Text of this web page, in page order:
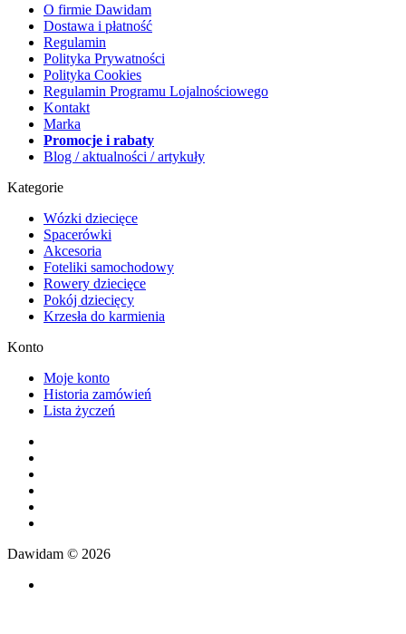
O firmie Dawidam
Dostawa i płatność
Regulamin
Polityka Prywatności
Polityka Cookies
Regulamin Programu Lojalnościowego
Kontakt
Marka
Promocje i rabaty
Blog / aktualności / artykuły
Kategorie
Wózki dziecięce
Spacerówki
Akcesoria
Foteliki samochodowy
Rowery dziecięce
Pokój dziecięcy
Krzesła do karmienia
Konto
Moje konto
Historia zamówień
Lista życzeń
Dawidam © 2026